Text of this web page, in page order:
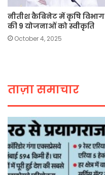
नीतीश कैबिनेट में कृषि विभाग
की 9 योजनाओं को स्वीकृति
October 4, 2025
ताज़ा समाचार